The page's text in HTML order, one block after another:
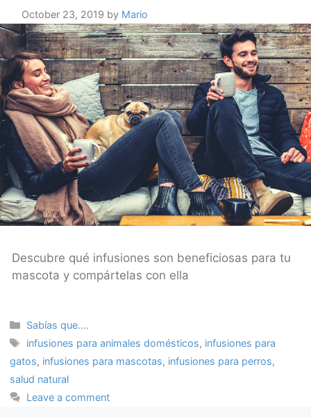
October 23, 2019 by Mario
Descubre qué infusiones son beneficiosas para tu
mascota y compártelas con ella
Categories
Sabías que....
Tags
infusiones para animales domésticos, infusiones para
gatos, infusiones para mascotas, infusiones para perros,
salud natural
Leave a comment